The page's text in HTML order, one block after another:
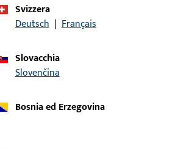
Svizzera
Deutsch | Français
Slovacchia
Slovenčina
Bosnia ed Erzegovina